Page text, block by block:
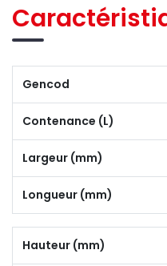
Gencod
Contenance (L)
Largeur (mm)
Longueur (mm)
Hauteur (mm)